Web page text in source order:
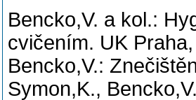
Bencko,V. a kol.:
cvičením. UK
Bencko,V.:
Symon,K.,